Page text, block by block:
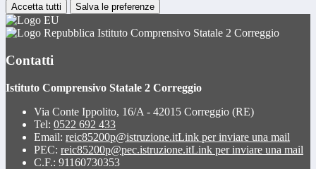
Accetta tutti Salva le preferenze
Istituto Comprensivo Statale 2 Correggio
Contatti
Istituto Comprensivo Statale 2 Correggio
Via Conte Ippolito, 16/A - 42015 Correggio (RE)
Tel: 0522 692 433
Email: reic85200p@istruzione.itLink per inviare una mail
PEC: reic85200p@pec.istruzione.itLink per inviare una mail
C.F.: 91160730353